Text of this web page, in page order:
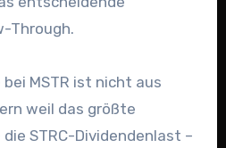
Through.
MSTR ist nicht aus
weil das größte
STRC-Dividendenlast –